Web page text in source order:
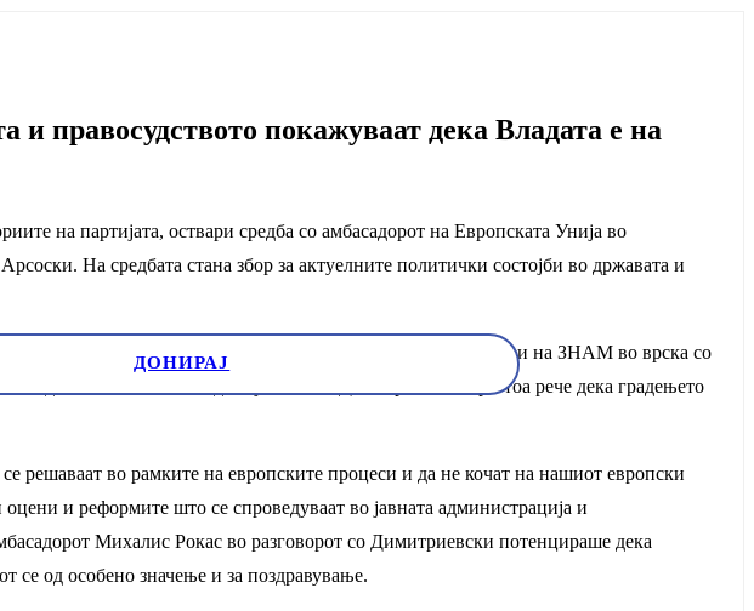
ДОНИРАЈ
правосудството покажуваат дека Владата е на
на партијата, оствари средба со амбасадорот на Европската Унија во
На средбата стана збор за актуелните политички состојби во државата и
Рокас, ги актуелизираше веќе познатите ставови на ЗНАМ во врска со
на патот на Македонија кон ЕУ. Димитриевски при тоа рече дека градењето
решаваат во рамките на европските процеси и да не кочат на нашиот европски
и реформите што се спроведуваат во јавната администрација и
Михалис Рокас во разговорот со Димитриевски потенцираше дека
се од особено значење и за поздравување.